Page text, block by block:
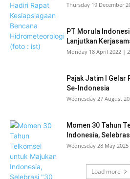
Thursday 19 December
PT Morula
Lanjutkan
Monday 18 April 2022 |
Pajak Jatim I Gelar
Se-Indonesia
Wednesday 27 August
Momen 30 Tahun
Indonesia,
Wednesday 28 May
Load more